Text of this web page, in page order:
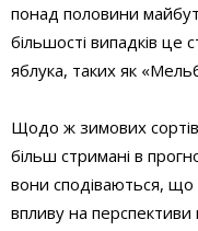
понад половини
більшості випадків це
яблука, таких як
Щодо ж зимових сортів
більш стримані в
вони сподіваються, що
впливу на